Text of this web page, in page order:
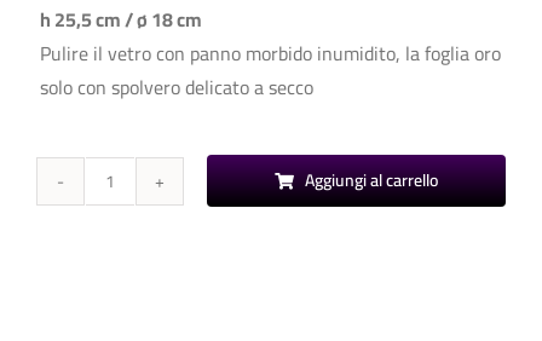
h 25,5 cm / ø 18 cm
Pulire il vetro con panno morbido inumidito, la foglia oro
solo con spolvero delicato a secco
Basilio
Aggiungi al carrello